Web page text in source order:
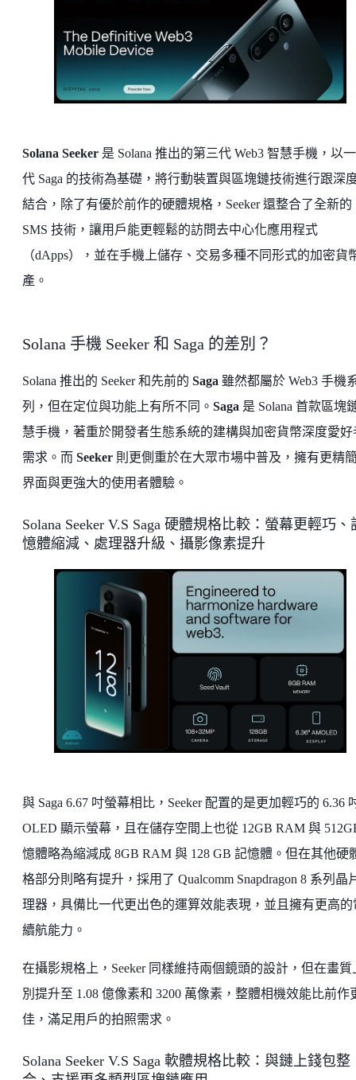
Solana Seeker 是 Solana 推出的第三代 Web3 智慧手機，以
代 Saga 的技術為基礎，將行動裝置與區塊鏈技術進行跟深
結合，除了有優於前作的硬體規格，Seeker 還整合了全新的
SMS 技術，讓用戶能更輕鬆的訪問去中心化應用程式
（dApps），並在手機上儲存、交易多種不同形式的加密貨
產。
Solana 手機 Seeker 和 Saga 的差別？
Solana 推出的 Seeker 和先前的 Saga 雖然都屬於 Web3 手機
列，但在定位與功能上有所不同。 Saga 是 Solana 首款區塊
慧手機，著重於開發者生態系統的建構與加密貨幣深度愛好
需求。而 Seeker 則更側重於在大眾市場中普及，擁有更精
界面與更強大的使用者體驗。
Solana Seeker V.S Saga 硬體規格比較：螢幕更輕巧、
憶體縮減、處理器升級、攝影像素提升
與 Saga 6.67 吋螢幕相比，Seeker 配置的是更加輕巧的 6.36
OLED 顯示螢幕，且在儲存空間上也從 12GB RAM 與
憶體略為縮減成 8GB RAM 與 128 GB 記憶體。但在其他硬
格部分則略有提升，採用了 Qualcomm Snapdragon 8 系列晶
理器，具備比一代更出色的運算效能表現，並且擁有更高的
續航能力。
在攝影規格上，Seeker 同樣維持兩個鏡頭的設計，但在畫質
別提升至 1.08 億像素和 3200 萬像素，整體相機效能比前作
佳，滿足用戶的拍照需求。
Solana Seeker V.S Saga 軟體規格比較：與鏈上錢包整